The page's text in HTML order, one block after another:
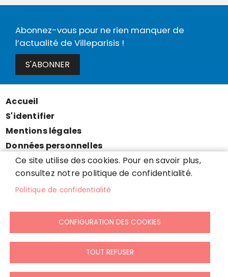
Abonnez-vous pour ne rien manquer de
l’actualité de Villeparisis !
S'ABONNER
Menu
Pied
de
page
Accueil
S'identifier
Mentions légales
Données personnelles
Accessibilité : partiellement conforme
Cookies
Contact
Ce site utilise des cookies. Pour en savoir plus,
consultez notre politique de confidentialité.
Politique de confidentialité
CONFIGURATION DES COOKIES
TOUT REFUSER